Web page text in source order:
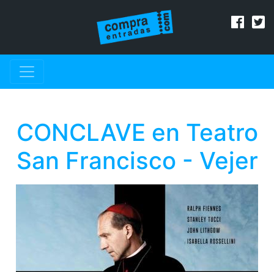
CONCLAVE en Teatro
San Francisco - Vejer